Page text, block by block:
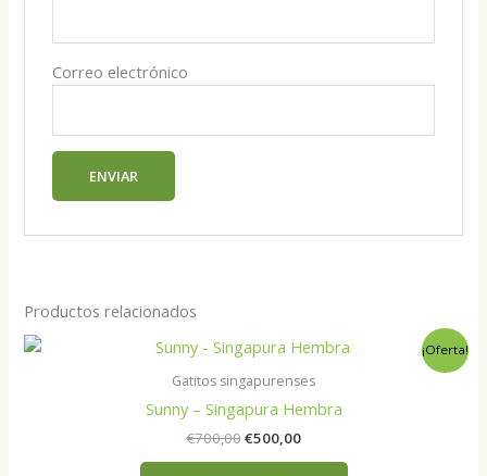
Correo electrónico
Productos relacionados
¡Oferta!
Gatitos singapurenses
Sunny – Singapura Hembra
€700,00El
€500,00El